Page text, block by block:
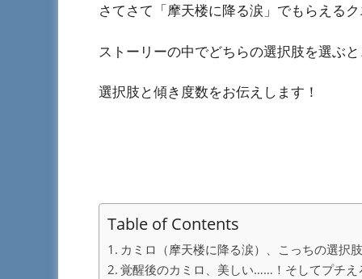
さてさて「摩天楼に降る涙」でもらえる
ストーリーの中でどちらの選択肢を選ぶ
選択肢と傾き度数をお伝えします！
Table of Contents
カミロ（摩天楼に降る涙）、こっちの選択
覚醒後のカミロ、美しい……！そしてプチえ